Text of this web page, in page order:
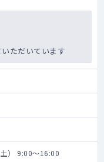
ただいています
） 9:00～16:00